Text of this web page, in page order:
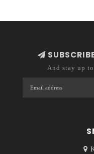
And stay up